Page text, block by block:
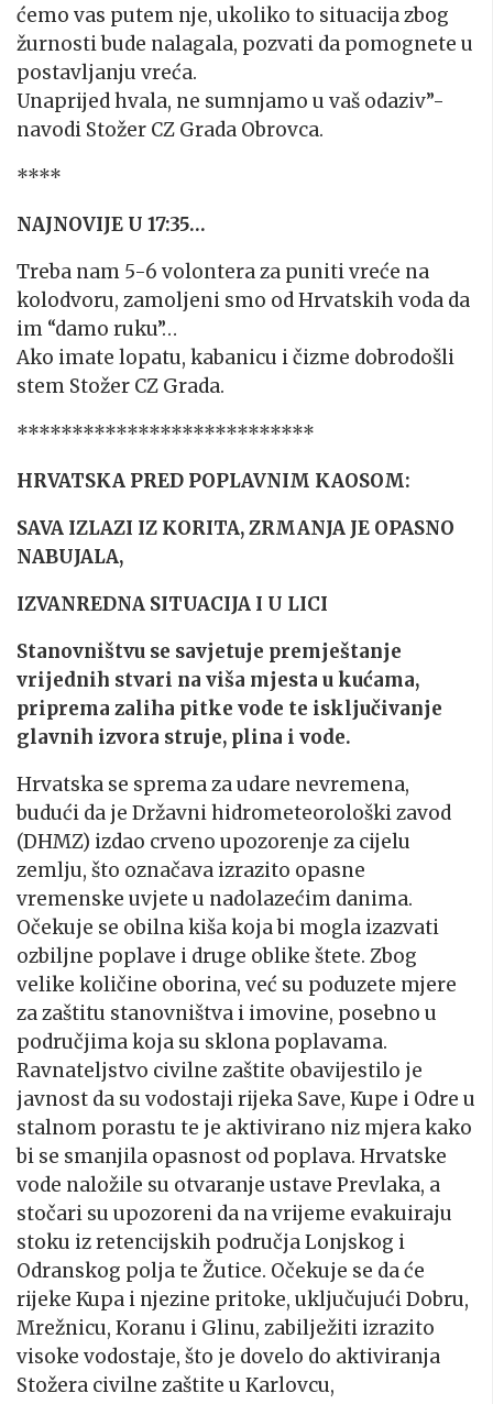
ćemo vas putem nje, ukoliko to situacija zbog
žurnosti bude nalagala, pozvati da pomognete u
postavljanju vreća.
Unaprijed hvala, ne sumnjamo u vaš odaziv”-
navodi Stožer CZ Grada Obrovca.
****
NAJNOVIJE U 17:35…
Treba nam 5-6 volontera za puniti vreće na
kolodvoru, zamoljeni smo od Hrvatskih voda da
im “damo ruku”…
Ako imate lopatu, kabanicu i čizme dobrodošli
stem Stožer CZ Grada.
***************************
HRVATSKA PRED POPLAVNIM KAOSOM:
SAVA IZLAZI IZ KORITA, ZRMANJA JE OPASNO
NABUJALA,
IZVANREDNA SITUACIJA I U LICI
Stanovništvu se savjetuje premještanje
vrijednih stvari na viša mjesta u kućama,
priprema zaliha pitke vode te isključivanje
glavnih izvora struje, plina i vode.
Hrvatska se sprema za udare nevremena,
budući da je Državni hidrometeorološki zavod
(DHMZ) izdao crveno upozorenje za cijelu
zemlju, što označava izrazito opasne
vremenske uvjete u nadolazećim danima.
Očekuje se obilna kiša koja bi mogla izazvati
ozbiljne poplave i druge oblike štete. Zbog
velike količine oborina, već su poduzete mjere
za zaštitu stanovništva i imovine, posebno u
područjima koja su sklona poplavama.
Ravnateljstvo civilne zaštite obavijestilo je
javnost da su vodostaji rijeka Save, Kupe i Odre u
stalnom porastu te je aktivirano niz mjera kako
bi se smanjila opasnost od poplava. Hrvatske
vode naložile su otvaranje ustave Prevlaka, a
stočari su upozoreni da na vrijeme evakuiraju
stoku iz retencijskih područja Lonjskog i
Odranskog polja te Žutice. Očekuje se da će
rijeke Kupa i njezine pritoke, uključujući Dobru,
Mrežnicu, Koranu i Glinu, zabilježiti izrazito
visoke vodostaje, što je dovelo do aktiviranja
Stožera civilne zaštite u Karlovcu,